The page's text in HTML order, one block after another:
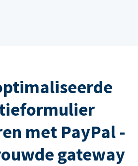
met PayPal -
gateway